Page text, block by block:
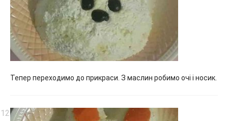
Тепер переходимо до прикраси. З маслин робимо очі і носик.